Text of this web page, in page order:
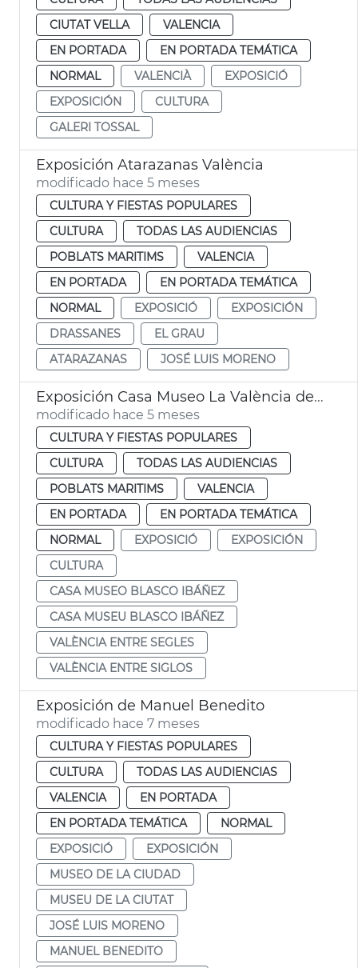
CIUTAT VELLA
VALENCIA
EN PORTADA
EN PORTADA TEMÁTICA
NORMAL
VALENCIÀ
EXPOSICIÓ
EXPOSICIÓN
CULTURA
GALERI TOSSAL
Exposición Atarazanas València
modificado hace 5 meses
CULTURA Y FIESTAS POPULARES
CULTURA
TODAS LAS AUDIENCIAS
POBLATS MARITIMS
VALENCIA
EN PORTADA
EN PORTADA TEMÁTICA
NORMAL
EXPOSICIÓ
EXPOSICIÓN
DRASSANES
EL GRAU
ATARAZANAS
JOSÉ LUIS MORENO
Exposición Casa Museo La València de Blasco Ibáñez
modificado hace 5 meses
CULTURA Y FIESTAS POPULARES
CULTURA
TODAS LAS AUDIENCIAS
POBLATS MARITIMS
VALENCIA
EN PORTADA
EN PORTADA TEMÁTICA
NORMAL
EXPOSICIÓ
EXPOSICIÓN
CULTURA
CASA MUSEO BLASCO IBÁÑEZ
CASA MUSEU BLASCO IBÁÑEZ
VALÈNCIA ENTRE SEGLES
VALÈNCIA ENTRE SIGLOS
Exposición de Manuel Benedito
modificado hace 7 meses
CULTURA Y FIESTAS POPULARES
CULTURA
TODAS LAS AUDIENCIAS
VALENCIA
EN PORTADA
EN PORTADA TEMÁTICA
NORMAL
EXPOSICIÓ
EXPOSICIÓN
MUSEO DE LA CIUDAD
MUSEU DE LA CIUTAT
JOSÉ LUIS MORENO
MANUEL BENEDITO